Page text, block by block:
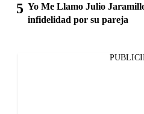
Yo Me Llamo Julio
infidelidad por su pareja